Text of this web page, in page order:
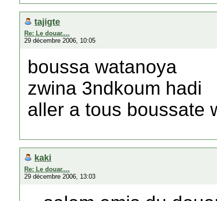
tajigte
Re: Le douar....
29 décembre 2006, 10:05
boussa watanoya
zwina 3ndkoum hadi
aller a tous boussate
kaki
Re: Le douar....
29 décembre 2006, 13:03